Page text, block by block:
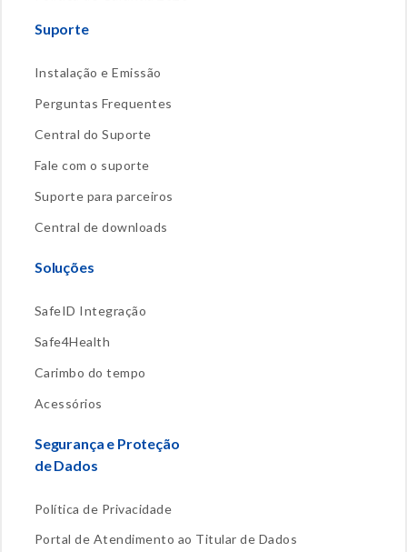
Suporte
Instalação e Emissão
Perguntas Frequentes
Central do Suporte
Fale com o suporte
Suporte para parceiros
Central de downloads
Soluções
SafeID Integração
Safe4Health
Carimbo do tempo
Acessórios
Segurança e Proteção
de Dados
Política de Privacidade
Portal de Atendimento ao Titular de Dados